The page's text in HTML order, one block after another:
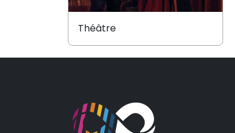
Théâtre